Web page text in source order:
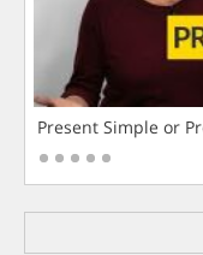
Present Simple or